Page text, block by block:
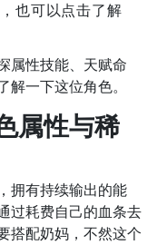
，也可以点击了解
性技能、天赋命
一下这位角色。
性与稀
拥有持续输出的能
过耗费自己的血条去
搭配奶妈，不然这个